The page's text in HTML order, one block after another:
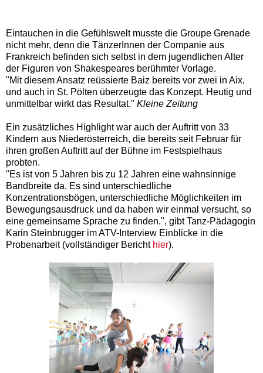
Eintauchen in die Gefühlswelt musste die Groupe Grenade
nicht mehr, denn die TänzerInnen der Companie aus
Frankreich befinden sich selbst in dem jugendlichen Alter
der Figuren von Shakespeares berühmter Vorlage.
"Mit diesem Ansatz reüssierte Baiz bereits vor zwei in Aix,
und auch in St. Pölten überzeugte das Konzept. Heutig und
unmittelbar wirkt das Resultat." Kleine Zeitung
Ein zusätzliches Highlight war auch der Auftritt von 33
Kindern aus Niederösterreich, die bereits seit Februar für
ihren großen Auftritt auf der Bühne im Festspielhaus
probten.
"Es ist von 5 Jahren bis zu 12 Jahren eine wahnsinnige
Bandbreite da. Es sind unterschiedliche
Konzentrationsbögen, unterschiedliche Möglichkeiten im
Bewegungsausdruck und da haben wir einmal versucht, so
eine gemeinsame Sprache zu finden.", gibt Tanz-Pädagogin
Karin Steinbrugger im ATV-Interview Einblicke in die
Probenarbeit (vollständiger Bericht hier).